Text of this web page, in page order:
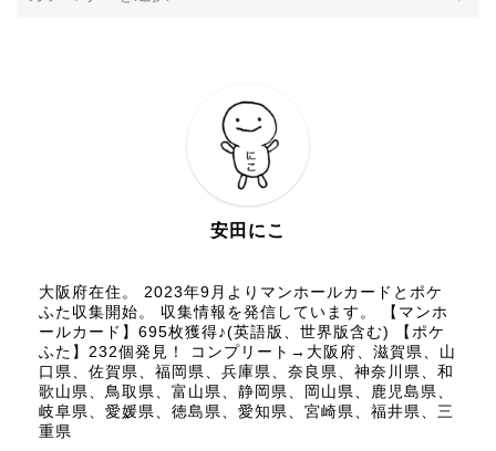
安田にこ
大阪府在住。 2023年9月よりマンホールカードとポケ
ふた収集開始。 収集情報を発信しています。 【マンホ
ールカード】695枚獲得♪(英語版、世界版含む) 【ポケ
ふた】232個発見！ コンプリート→大阪府、滋賀県、山
口県、佐賀県、福岡県、兵庫県、奈良県、神奈川県、和
歌山県、鳥取県、富山県、静岡県、岡山県、鹿児島県、
岐阜県、愛媛県、徳島県、愛知県、宮崎県、福井県、三
重県